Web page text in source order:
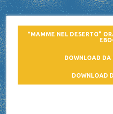
“MAMME NEL DESERTO”
DOWNLOAD DA
DOWNLOAD